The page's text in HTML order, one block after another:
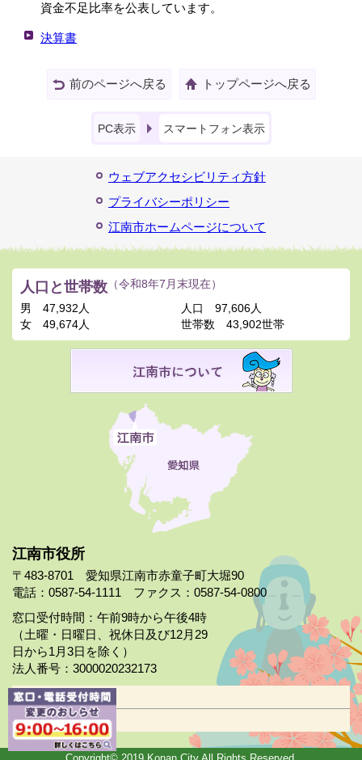
資金不足比率を公表しています。
決算書
前のページへ戻る トップページへ戻る
PC表示 スマートフォン表示
ウェブアクセシビリティ方針
プライバシーポリシー
江南市ホームページについて
江南市役所
〒483-8701 愛知県江南市赤童子町大堀90
電話：0587-54-1111 ファクス：0587-54-0800
窓口受付時間：午前9時から午後4時
（土曜・日曜日、祝休日及び12月29
日から1月3日を除く）
法人番号：3000020232173
市役所案内
日曜市役所
人口と世帯数 （令和8年7月末現在）
男
47,932人
女
49,674人
人口
97,606人
世帯数
43,902世帯